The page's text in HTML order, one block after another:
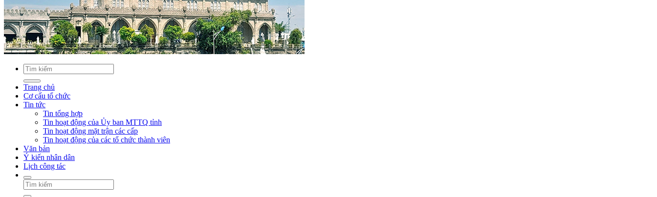
Trang chủ
Cơ cấu tổ chức
Tin tức
Tin tổng hợp
Tin hoạt động của Ủy ban MTTQ tỉnh
Tin hoạt động mặt trận các cấp
Tin hoạt động của các tổ chức thành viên
Văn bản
Ý kiến nhân dân
Lịch công tác